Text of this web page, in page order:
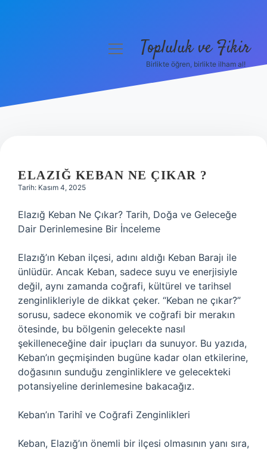
Hakkımızda
menüyüTopluluk ve Fikir
Birlikte öğren, birlikte ilham al!
ELAZIĞ KEBAN NE ÇIKAR ?
Tarih: Kasım 4, 2025
Elazığ Keban Ne Çıkar? Tarih, Doğa ve Geleceğe
Dair Derinlemesine Bir İnceleme
Elazığ’ın Keban ilçesi, adını aldığı Keban Barajı ile
ünlüdür. Ancak Keban, sadece suyu ve enerjisiyle
değil, aynı zamanda coğrafi, kültürel ve tarihsel
zenginlikleriyle de dikkat çeker. “Keban ne çıkar?”
sorusu, sadece ekonomik ve coğrafi bir merakın
ötesinde, bu bölgenin gelecekte nasıl
şekilleneceğine dair ipuçları da sunuyor. Bu yazıda,
Keban’ın geçmişinden bugüne kadar olan etkilerine,
doğasının sunduğu zenginliklere ve gelecekteki
potansiyeline derinlemesine bakacağız.
Keban’ın Tarihî ve Coğrafi Zenginlikleri
Keban, Elazığ’ın önemli bir ilçesi olmasının yanı sıra,